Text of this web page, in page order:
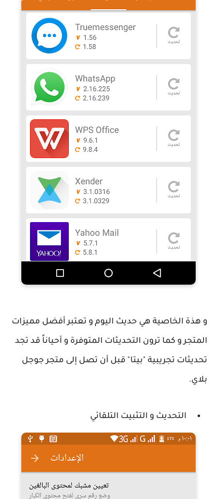
و هذة الخاصية هي حديث اليوم و تعتبر أفضل مميزات
المتجر و كما ترون التحديثات المتوفرة و أحياناً قد تجد
تحديثات تجريبية "بيتا" قبل أن تصل إلى متجر جوجل
بلاي.
التحديث و التثبيت التلقائي